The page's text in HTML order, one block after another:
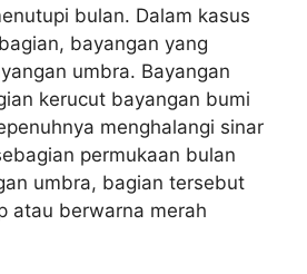
bulan. Dalam kasus
bayangan yang
umbra. Bayangan
kerucut bayangan bumi
menghalangi sinar
permukaan bulan
umbra, bagian tersebut
atau berwarna merah